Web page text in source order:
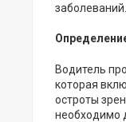
заболеваний.
Водитель
которая
остроты
необходимо